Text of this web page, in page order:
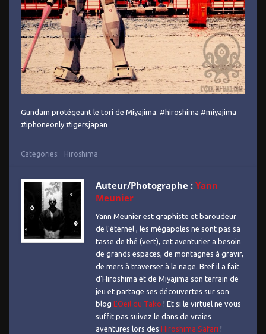
Gundam protégeant le tori de Miyajima. #hiroshima #miyajima
#iphoneonly #igersjapan
Categories: Hiroshima
Auteur/Photographe : Yann
Meunier
Yann Meunier est graphiste et baroudeur
de l'éternel , les mégapoles ne sont pas sa
tasse de thé (vert), cet aventurier a besoin
de grands espaces, de montagnes à gravir,
de mers à traverser à la nage. Bref il a fait
d'Hiroshima et de Miyajima son terrain de
jeu et partage ses découvertes sur son
blog L'Oeil du Tako ! Et si le virtuel ne vous
suffit pas suivez le dans de vraies
aventures lors des Hiroshima Safari !